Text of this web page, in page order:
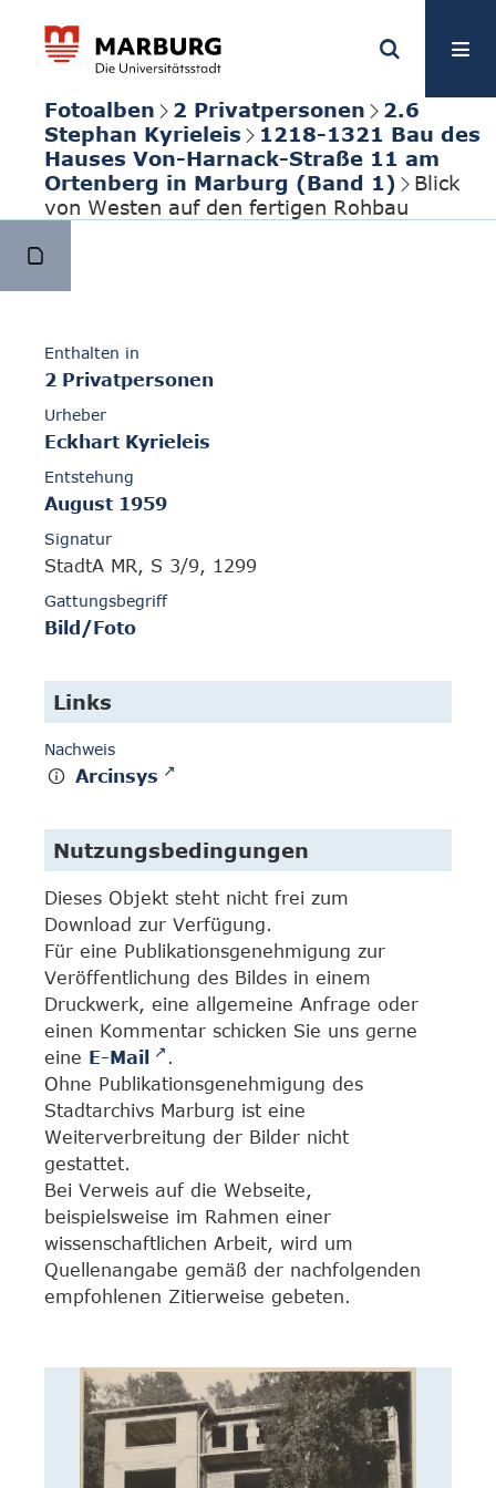
Fotoalben 2 Privatpersonen
2.6
Stephan Kyrieleis
1218-1321 Bau des
Hauses Von-Harnack-Straße 11 am
Ortenberg in Marburg (Band 1)
Blick
von Westen auf den fertigen Rohbau
Enthalten in
2 Privatpersonen
Urheber
Eckhart Kyrieleis
Entstehung
August 1959
Signatur
StadtA MR, S 3/9, 1299
Gattungsbegriff
Bild/Foto
Links
Nachweis
Arcinsys
Nutzungsbedingungen
Dieses Objekt steht nicht frei zum
Download zur Verfügung.
Für eine Publikationsgenehmigung zur
Veröffentlichung des Bildes in einem
Druckwerk, eine allgemeine Anfrage oder
einen Kommentar schicken Sie uns gerne
eine E-Mail
.
Ohne Publikationsgenehmigung des
Stadtarchivs Marburg ist eine
Weiterverbreitung der Bilder nicht
gestattet.
Bei Verweis auf die Webseite,
beispielsweise im Rahmen einer
wissenschaftlichen Arbeit, wird um
Quellenangabe gemäß der nachfolgenden
empfohlenen Zitierweise gebeten.